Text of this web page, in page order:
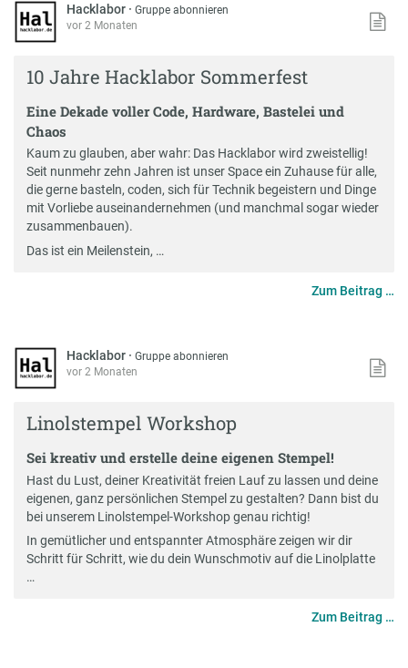
Hacklabor ·Gruppe abonnieren
vor 2 Monaten
10 Jahre Hacklabor Sommerfest
Eine Dekade voller Code, Hardware, Bastelei und
Chaos
Kaum zu glauben, aber wahr: Das Hacklabor wird zweistellig!
Seit nunmehr zehn Jahren ist unser Space ein Zuhause für alle,
die gerne basteln, coden, sich für Technik begeistern und Dinge
mit Vorliebe auseinandernehmen (und manchmal sogar wieder
zusammenbauen).
Das ist ein Meilenstein, …
Zum Beitrag …
Hacklabor ·Gruppe abonnieren
vor 2 Monaten
Linolstempel Workshop
Sei kreativ und erstelle deine eigenen Stempel!
Hast du Lust, deiner Kreativität freien Lauf zu lassen und deine
eigenen, ganz persönlichen Stempel zu gestalten? Dann bist du
bei unserem Linolstempel-Workshop genau richtig!
In gemütlicher und entspannter Atmosphäre zeigen wir dir
Schritt für Schritt, wie du dein Wunschmotiv auf die Linolplatte
…
Zum Beitrag …